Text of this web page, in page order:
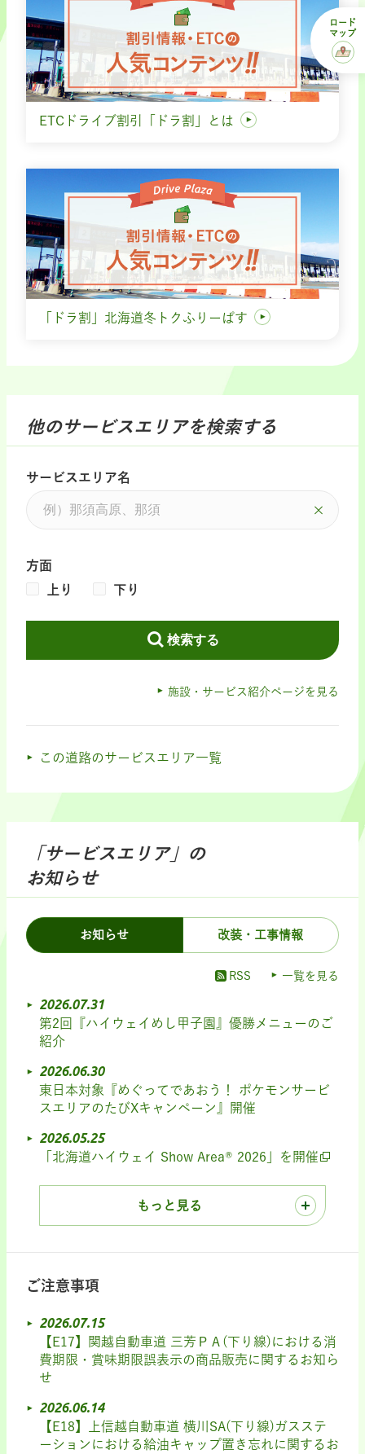
ETCドライブ割引「ドラ割」とは
「ドラ割」北海道冬トクふりーぱす
他のサービスエリアを検索する
サービスエリア名
方面
上り
下り
検索する
施設・サービス紹介ページを見る
この道路のサービスエリア一覧
「サービスエリア」の
お知らせ
お知らせ 改装・工事情報
RSS 一覧を見る
2026.07.31
第2回『ハイウェイめし甲子園』優勝メニューのご
紹介
2026.06.30
東日本対象『めぐってであおう！ ポケモンサービ
スエリアのたびXキャンペーン』開催
2026.05.25
「北海道ハイウェイ Show Area® 2026」を開催
もっと見る
ご注意事項
2026.07.15
【E17】関越自動車道 三芳ＰＡ(下り線)における消
費期限・賞味期限誤表示の商品販売に関するお知ら
せ
2026.06.14
【E18】上信越自動車道 横川SA(下り線)ガスステ
ーションにおける給油キャップ置き忘れに関するお
ロード
マップ